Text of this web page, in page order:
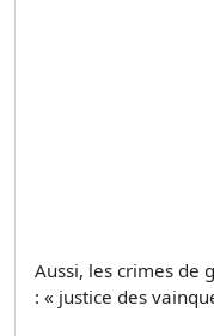
Aussi, les crimes de
: « justice des